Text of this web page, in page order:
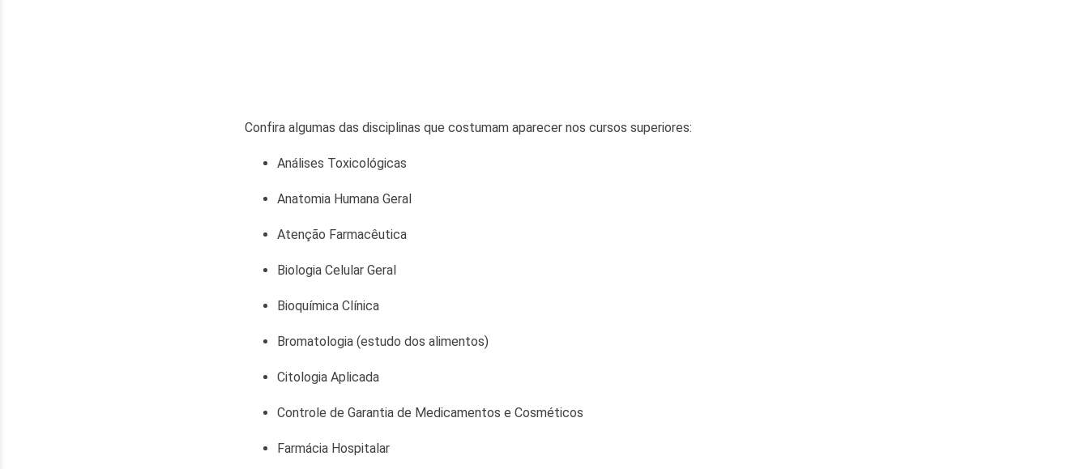
Confira algumas das disciplinas que costumam aparecer nos cursos superiores:
Análises Toxicológicas
Anatomia Humana Geral
Atenção Farmacêutica
Biologia Celular Geral
Bioquímica Clínica
Bromatologia (estudo dos alimentos)
Citologia Aplicada
Controle de Garantia de Medicamentos e Cosméticos
Farmácia Hospitalar